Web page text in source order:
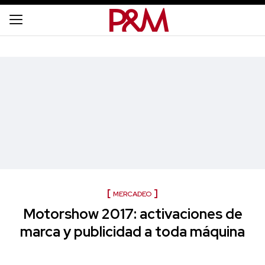
MERCADEO
Motorshow 2017: activaciones de
marca y publicidad a toda máquina